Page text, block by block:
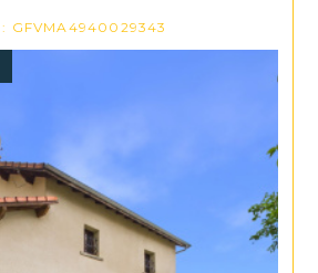
: GFVMA4940029343